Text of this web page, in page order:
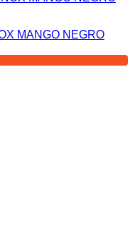
MANGO NEGRO